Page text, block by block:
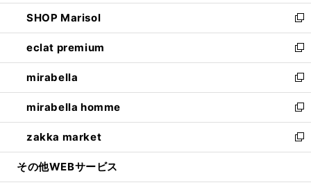
開
く
ウ
で
開
く
ン
ド
ウ
で
開
く
ウ
ィ
ン
ド
ウ
で
開
く
し
い
ウ
ィ
ン
ド
ウ
で
開
く
SHOP Marisol
新
し
い
ウ
ィ
ン
ド
ウ
で
開
eclat premium
新
し
い
ウ
ィ
ン
ド
ウ
開
mirabella
新
し
い
ウ
ィ
ン
ウ
mirabella homme
新
し
い
ウ
zakka market
新
し
その他WEBサービス